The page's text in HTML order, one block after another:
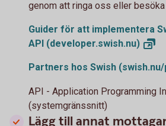
genom att ringa oss eller
Guider för att implementera
API (developer.swish.nu)
Partners hos Swish
API - Application Programming
(systemgränssnitt)
Lägg till annat